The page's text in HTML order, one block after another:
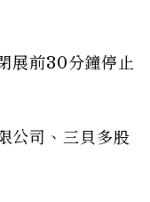
展前30分鐘停止
公司、三貝多股